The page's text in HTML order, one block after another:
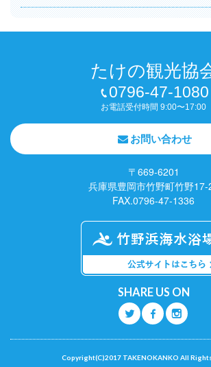
たけの観光協
0796-47-1080
お電話受付時間 9:00〜17:00
お問い合わせ
〒669-6201
兵庫県豊岡市竹野町竹野17-
FAX.0796-47-1336
SHARE US ON
Q O P
Copyright(C)2017 TAKENOKANKO All Rights